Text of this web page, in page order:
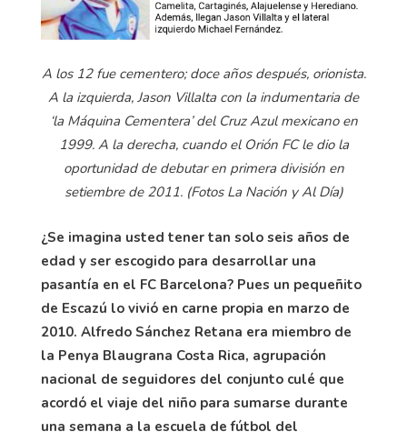
A los 12 fue cementero; doce años después, orionista.
A la izquierda, Jason Villalta con la indumentaria de
‘la Máquina Cementera’ del Cruz Azul mexicano en
1999. A la derecha, cuando el Orión FC le dio la
oportunidad de debutar en primera división en
setiembre de 2011. (Fotos La Nación y Al Día)
¿Se imagina usted tener tan solo seis años de
edad y ser escogido para desarrollar una
pasantía en el FC Barcelona? Pues un pequeñito
de Escazú lo vivió en carne propia en marzo de
2010. Alfredo Sánchez Retana era miembro de
la Penya Blaugrana Costa Rica, agrupación
nacional de seguidores del conjunto culé que
acordó el viaje del niño para sumarse durante
una semana a la escuela de fútbol del